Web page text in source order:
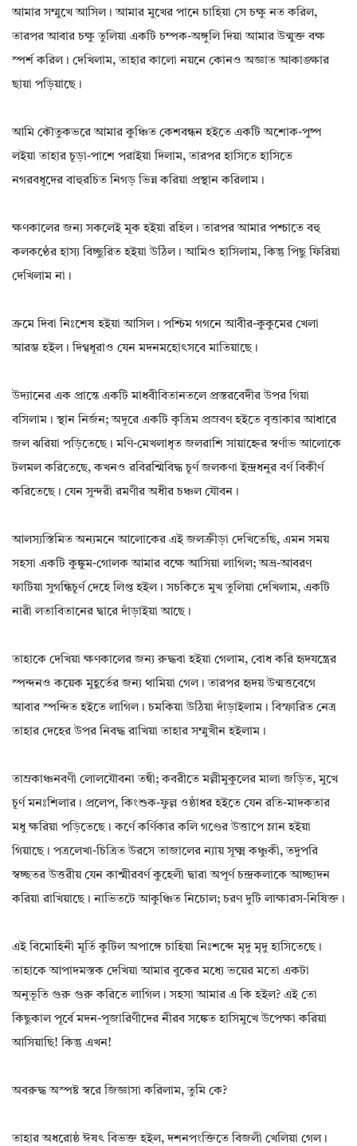
আমার সম্মুখে আসিল। আমার মুখের পানে চাহিয়া সে চক্ষু নত করিল,
তারপর আবার চক্ষু তুলিয়া একটি চম্পক-অঙ্গুলি দিয়া আমার উন্মুক্ত বক্ষ
স্পর্শ করিল। দেখিলাম, তাহার কালো নয়নে কোনও অজ্ঞাত আকাঙ্ক্ষার
ছায়া পড়িয়াছে।
আমি কৌতুকভরে আমার কুঞ্চিত কেশবন্ধন হইতে একটি অশোক-পুষ্প
লইয়া তাহার চূড়া-পাশে পরাইয়া দিলাম, তারপর হাসিতে হাসিতে
নগরবধূদের বাহুরচিত নিগড় ভিন্ন করিয়া প্রস্থান করিলাম।
ক্ষণকালের জন্য সকলেই মূক হইয়া রহিল। তারপর আমার পশ্চাতে বহু
কলকণ্ঠের হাস্য বিচ্ছুরিত হইয়া উঠিল। আমিও হাসিলাম, কিন্তু পিছু ফিরিয়া
দেখিলাম না।
ক্রমে দিবা নিঃশেষ হইয়া আসিল। পশ্চিম গগনে আবীর-কুকুমের খেলা
আরম্ভ হইল। দিগ্বধূরাও যেন মদনমহোৎসবে মাতিয়াছে।
উদ্যানের এক প্রান্তে একটি মাধবীবিতানতলে প্রস্তরবেদীর উপর গিয়া
বসিলাম। স্থান নির্জন; অদূরে একটি কৃত্রিম প্রস্রবণ হইতে বৃত্তাকার আধারে
জল ঝরিয়া পড়িতেছে। মণি-মেখলাধৃত জলরাশি সায়াহ্নের স্বর্ণাভ আলোকে
টলমল করিতেছে, কখনও রবিরশ্মিবিদ্ধ চূর্ণ জলকণা ইন্দ্রধনুর বর্ণ বিকীর্ণ
করিতেছে। যেন সুন্দরী রমণীর অধীর চঞ্চল যৌবন।
আলস্যস্তিমিত অন্যমনে আলোকের এই জলক্রীড়া দেখিতেছি, এমন সময়
সহসা একটি কুঙ্কুম-গোলক আমার বক্ষে আসিয়া লাগিল; অভ্র-আবরণ
ফাটিয়া সুগন্ধিচূর্ণ দেহে লিপ্ত হইল। সচকিতে মুখ তুলিয়া দেখিলাম, একটি
নারী লতাবিতানের দ্বারে দাঁড়াইয়া আছে।
তাহাকে দেখিয়া ক্ষণকালের জন্য রুদ্ধবা হইয়া গেলাম, বোধ করি হৃদযন্ত্রের
স্পন্দনও কয়েক মুহূর্তের জন্য থামিয়া গেল। তারপর হৃদয় উন্মত্তবেগে
আবার স্পন্দিত হইতে লাগিল। চমকিয়া উঠিয়া দাঁড়াইলাম। বিস্ফারিত নেত্র
তাহার দেহের উপর নিবদ্ধ রাখিয়া তাহার সম্মুখীন হইলাম।
তাম্রকাঞ্চনবণী লোলযৌবনা তন্বী; কবরীতে মল্লীমুকুলের মালা জড়িত, মুখে
চূর্ণ মনঃশিলার। প্রলেপ, কিংশুক-ফুল্ল ওষ্ঠাধর হইতে যেন রতি-মাদকতার
মধু ক্ষরিয়া পড়িতেছে। কর্ণে কর্ণিকার কলি গণ্ডের উত্তাপে ম্লান হইয়া
গিয়াছে। পত্রলেখা-চিত্রিত উরসে তাজালের ন্যায় সূক্ষ্ম কঞ্চুকী, তদুপরি
স্বচ্ছতর উত্তরীয় যেন কাশ্মীরবর্ণ কুহেলী দ্বারা অপূর্ণ চন্দ্রকলাকে আচ্ছাদন
করিয়া রাখিয়াছে। নাভিতটে আকুঞ্চিত নিচোল; চরণ দুটি লাক্ষারস-নিষিক্ত।
এই বিমোহিনী মূর্তি কুটিল অপাঙ্গে চাহিয়া নিঃশব্দে মৃদু মৃদু হাসিতেছে।
তাহাকে আপাদমস্তক দেখিয়া আমার বুকের মধ্যে ভয়ের মতো একটা
অনুভূতি গুরু গুরু করিতে লাগিল। সহসা আমার এ কি হইল? এই তো
কিছুকাল পূর্বে মদন-পূজারিণীদের নীরব সঙ্কেত হাসিমুখে উপেক্ষা করিয়া
আসিয়াছি! কিন্তু এখন!
অবরুদ্ধ অস্পষ্ট স্বরে জিজ্ঞাসা করিলাম, তুমি কে?
তাহার অধরোষ্ঠ ঈষৎ বিভক্ত হইল, দশনপংক্তিতে বিজলী খেলিয়া গেল।